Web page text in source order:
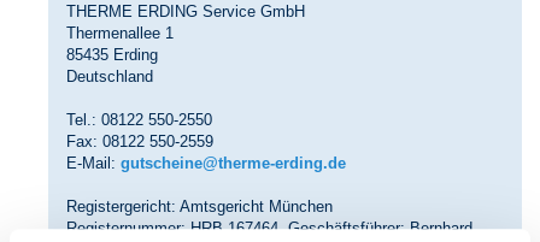
THERME ERDING Service GmbH
Thermenallee 1
85435 Erding
Deutschland
Tel.: 08122 550-2550
Fax: 08122 550-2559
E-Mail: gutscheine@therme-erding.de
Registergericht: Amtsgericht München
Registernummer: HRB 167464 Geschäftsführer: Bernhard